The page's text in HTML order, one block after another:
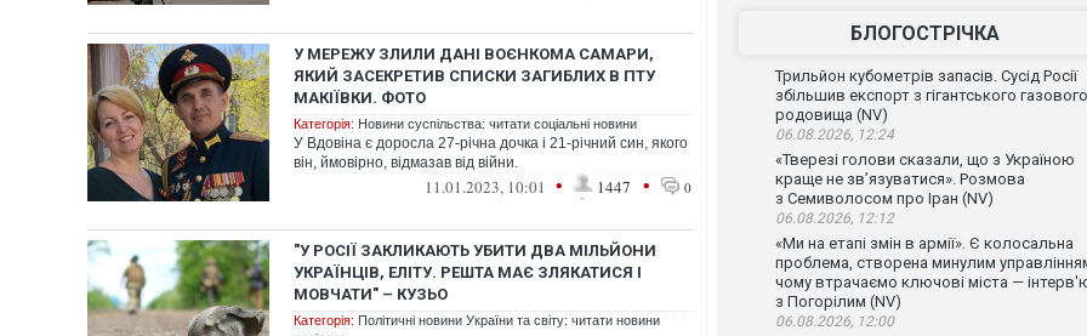
У МЕРЕЖУ ЗЛИЛИ ДАНІ ВОЄНКОМА САМАРИ,
ЯКИЙ ЗАСЕКРЕТИВ СПИСКИ ЗАГИБЛИХ В ПТУ
МАКІЇВКИ. ФОТО
Категорія: Новини суспільства: читати соціальні новини
У Вдовіна є доросла 27-річна дочка і 21-річний син, якого
він, ймовірно, відмазав від війни.
11.01.2023, 10:01 • 1447 • 0
"У РОСІЇ ЗАКЛИКАЮТЬ УБИТИ ДВА МІЛЬЙОНИ
УКРАЇНЦІВ, ЕЛІТУ. РЕШТА МАЄ ЗЛЯКАТИСЯ І
МОВЧАТИ" – КУЗЬО
Категорія: Політичні новини України та світу: читати новини
БЛОГОСТРІЧКА
Трильйон кубометрів запасів. Сусід Росії
збільшив експорт з гігантського газового
родовища (NV)
06.08.2026, 12:24
«Тверезі голови сказали, що з Україною
краще не зв’язуватися». Розмова
з Семиволосом про Іран (NV)
06.08.2026, 12:12
«Ми на етапі змін в армії». Є колосальна
проблема, створена минулим
чому втрачаємо ключові міста —
з Погорілим (NV)
06.08.2026, 12:00